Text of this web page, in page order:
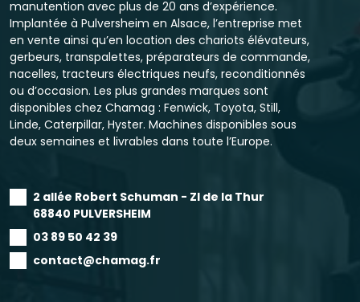
manutention avec plus de 20 ans d’expérience.
Implantée à Pulversheim en Alsace, l’entreprise met
en vente ainsi qu’en location des chariots élévateurs,
gerbeurs, transpalettes, préparateurs de commande,
nacelles, tracteurs électriques neufs, reconditionnés
ou d’occasion. Les plus grandes marques sont
disponibles chez Chamag : Fenwick, Toyota, Still,
Linde, Caterpillar, Hyster. Machines disponibles sous
deux semaines et livrables dans toute l’Europe.
2 allée Robert Schuman - ZI de la Thur
68840 PULVERSHEIM
03 89 50 42 39
contact@chamag.fr